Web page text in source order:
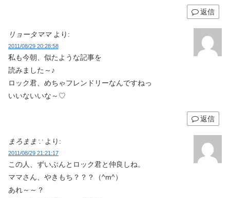
返信
リョータママ より:
2011/08/29 20:28:58
私も今朝、似たような記事を
読みました～♪
ロック君、めちゃフレンドリーなんですねっ
いいないいな～♡
返信
まろまま∵ より:
2011/08/29 21:21:17
この人、ずいぶんとロック君と仲良しね。
ママさん、やきもち？？？（^m^）
あれ～～？